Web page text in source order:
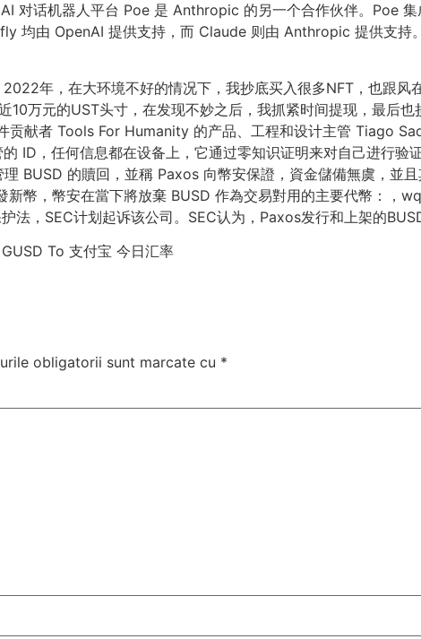
对话机器人平台 Poe 是 Anthropic 的另一个合作伙伴。Poe
均由 OpenAI 提供支持，而 Claude 则由 Anthropic 提供支持
年，在大环境不好的情况下，我抄底买入很多NFT，也跟风
万元的UST头寸，在发现不妙之后，我抓紧时间提现，最后
贡献者 Tools For Humanity 的产品、工程和设计主管 Tiago
ID，任何信息都在设备上，它通过零知识证明来对自己进行验
BUSD 的贖回，並稱 Paxos 向幣安保證，資金儲備無虞，並
幣，幣安在當下將放棄 BUSD 作為交易對用的主要代幣：，
法，SEC计划起诉该公司。SEC认为，Paxos发行和上架的
To 支付宝 今日汇率
obligatorii sunt marcate cu *